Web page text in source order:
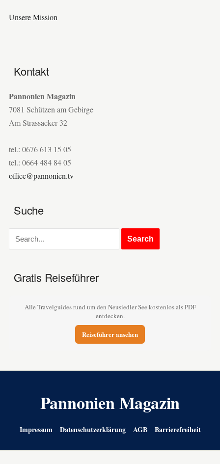
Unsere Mission
Kontakt
Pannonien Magazin
7081 Schützen am Gebirge
Am Strassacker 32
tel.: 0676 613 15 05
tel.: 0664 484 84 05
office@pannonien.tv
Suche
Gratis Reiseführer
Alle Travelguides rund um den Neusiedler See kostenlos als PDF
entdecken.
Reiseführer ansehen
Pannonien Magazin
Impressum Datenschutzerklärung AGB Barrierefreiheit